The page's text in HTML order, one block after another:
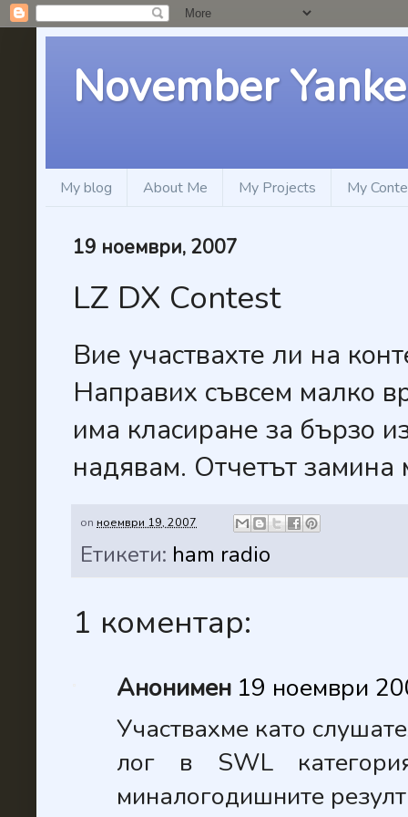
November
My blog About Me My Projects My
19 ноември, 2007
LZ DX Contest
Вие участвахте ли на
Направих съвсем малко
има класиране за бързо
надявам. Отчетът замина
on ноември 19, 2007
Етикети: ham radio
1 коментар:
Анонимен 19 ноември
Участвахме като
лог в SWL
миналогодишните